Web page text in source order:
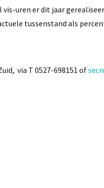
uren er dit jaar
tussenstand als
via T 0527-698151 of